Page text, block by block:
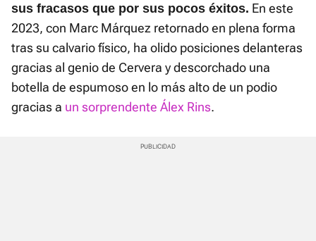
sus fracasos que por sus pocos éxitos. En este
2023, con Marc Márquez retornado en plena forma
tras su calvario físico, ha olido posiciones delanteras
gracias al genio de Cervera y descorchado una
botella de espumoso en lo más alto de un podio
gracias a un sorprendente Álex Rins.